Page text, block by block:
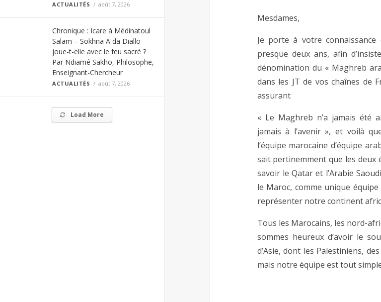
ACTUALITÉS août 7, 2026
Chronique : Icare à Médinatoul
Salam – Sokhna Aïda Diallo
joue-t-elle avec le feu sacré ?
Par Ndiamé Sakho, Philosophe,
Enseignant-Chercheur
ACTUALITÉS août 7, 2026
Load More
Mesdames,
Je porte à votre connaissance
presque deux ans, afin
dénomination du « Maghreb
dans les JT de vos chaînes de
assurant
« Le Maghreb n’a jamais été
jamais à l’avenir », et voilà
l’équipe marocaine d’équipe
sait pertinemment que les deux
savoir le Qatar et l’Arabie
le Maroc, comme unique
représenter notre continent
Tous les Marocains, les nord-
sommes heureux d’avoir le
d’Asie, dont les Palestiniens,
mais notre équipe est tout